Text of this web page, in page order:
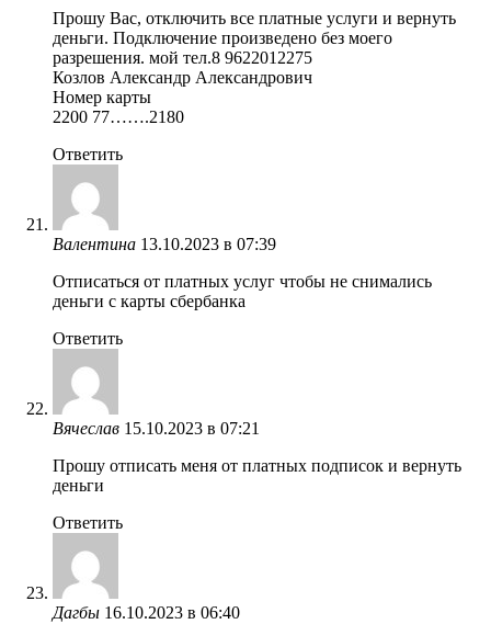
Прошу Вас, отключить все платные услуги и вернуть
деньги. Подключение произведено без моего
разрешения. мой тел.8 9622012275
Козлов Александр Александрович
Номер карты
2200 77…….2180
Ответить
Валентина 13.10.2023 в 07:39
Отписаться от платных услуг чтобы не снимались
деньги с карты сбербанка
Ответить
Вячеслав 15.10.2023 в 07:21
Прошу отписать меня от платных подписок и вернуть
деньги
Ответить
Дагбы 16.10.2023 в 06:40